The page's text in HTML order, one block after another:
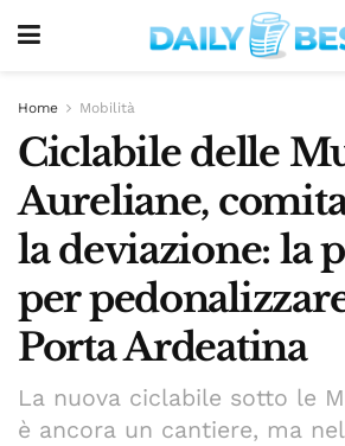
Home Mobilità
Ciclabile delle
Aureliane,
la deviazione: la
per
Porta Ardeatina
La nuova ciclabile sotto le
è ancora un cantiere, ma